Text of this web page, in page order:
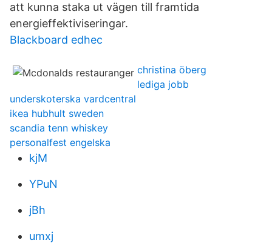
att kunna staka ut vägen till framtida
energieffektiviseringar.
Blackboard edhec
christina öberg
lediga jobb
underskoterska vardcentral
ikea hubhult sweden
scandia tenn whiskey
personalfest engelska
kjM
YPuN
jBh
umxj